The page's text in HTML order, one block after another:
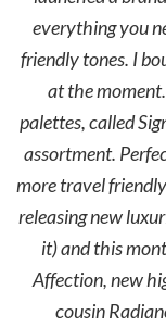
everything you
friendly tones. I
at the moment.
palettes, called
assortment.
more travel
releasing new
it) and this
Affection, new
cousin